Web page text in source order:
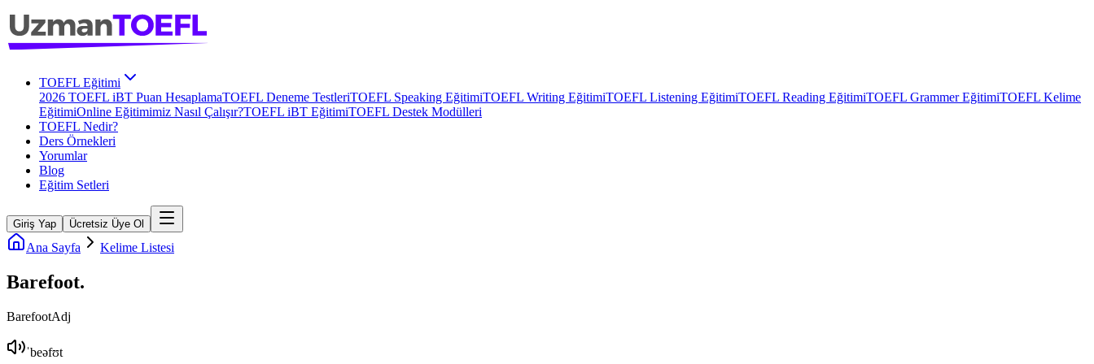
TOEFL Eğitimi
2026 TOEFL iBT Puan HesaplamaTOEFL Deneme TestleriTOEFL Speaking EğitimiTOEFL Writing EğitimiTOEFL Listening EğitimiTOEFL Reading EğitimiTOEFL Grammer EğitimiTOEFL Kelime
EğitimiOnline Eğitimimiz Nasıl Çalışır?TOEFL iBT EğitimiTOEFL Destek Modülleri
TOEFL Nedir?
Ders Örnekleri
Yorumlar
Blog
Eğitim Setleri
Giriş Yap Ücretsiz Üye Ol
Ana Sayfa Kelime Listesi
Barefoot.
BarefootAdj
ˈbeəfʊt